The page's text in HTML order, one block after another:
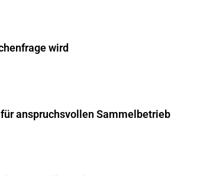
wird
anspruchsvollen Sammelbetrieb